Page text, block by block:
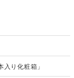
り化粧箱」